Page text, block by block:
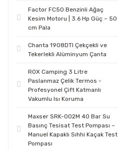
Factor FC50 Benzinli Ağaç
Kesim Motoru | 3.6 Hp Güç – 50
cm Pala
Chanta 1908DTI Çekçekli ve
Tekerlekli Alüminyum Çanta
ROX Camping 3 Litre
Paslanmaz Çelik Termos -
Profesyonel Çift Katmanlı
Vakumlu Isı Koruma
Maxser SRK-002M 40 Bar Su
Basınç Tesisat Test Pompası –
Manuel Kapaklı Sıhhi Kaçak Test
Pompası